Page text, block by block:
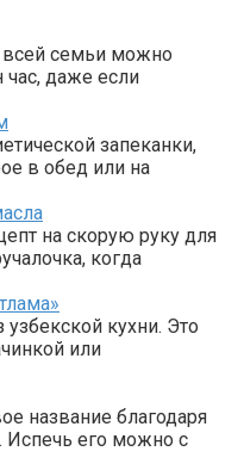
всей семьи можно
час, даже если
запеканки,
в обед или на
на скорую руку для
когда
кухни. Это
или
название благодаря
Испечь его можно с